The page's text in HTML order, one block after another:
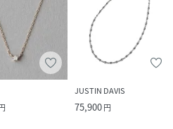
JUSTIN DAVIS
75,900円